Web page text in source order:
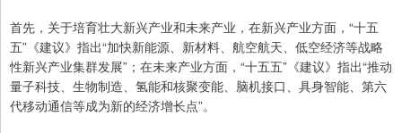
首先，关于培育壮大新兴产业和未来产业，在新兴产业方面，“十五
五”《建议》指出“加快新能源、新材料、航空航天、低空经济等战略
性新兴产业集群发展”；在未来产业方面，“十五五”《建议》指出“推动
量子科技、生物制造、氢能和核聚变能、脑机接口、具身智能、第六
代移动通信等成为新的经济增长点”。